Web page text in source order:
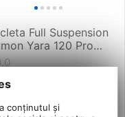
Full Suspension
Yara 120 Pro
- 29 Inch, M, Verde
12.495 00 Lei
conținutul și